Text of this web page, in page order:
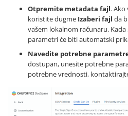
Otpremite metadata fajl.
koristite dugme Izaberi fajl da
vašem lokalnom računaru.
parametri će biti automatski
Navedite potrebne
dostupan, unesite potrebne
potrebne vrednosti,